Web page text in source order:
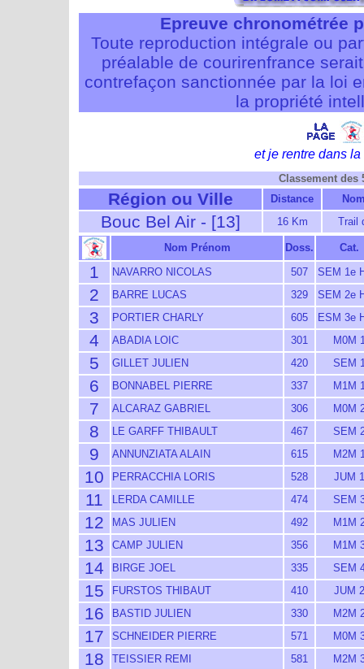
Epreuve chronométrée
Toute reproduction intégrale ou
préalable de courirenfrance
contrefaçon sanctionnée par la loi
la propriété
et je rentre dans la
Classement des
Région ou Ville Distance
Bouc Bel Air - [13] 16 Km Trail
Nom Prénom Doss. Cat.
1 NAVARRO NICOLAS 507 SEM 1e
2 BARRE LUCAS 329 SEM 2e
3 PORTIER CHARLY 605 ESM 3e
4 ABADIA LOIC 301 M0M
5 GILLET JULIEN 420 SEM
6 BONNABEL PIERRE 337 M1M
7 ALCARAZ GABRIEL 306 M0M
8 LE GARFF THIBAULT 467 SEM
9 ANNUNZIATA ALAIN 615 M2M
10 PERRACCHIA LORIS 528 JUM 1
11 LERDA CAMILLE 474 SEM
12 MAS JULIEN 492 M1M
13 CAMP JULIEN 356 M1M
14 BIRGE JOEL 335 SEM
15 FURSTOS THIBAUT 410 JUM 2
16 BASTID JULIEN 330 M2M
17 SCHNEIDER PIERRE 571 M0M
18 TEISSIER REMI 581 M2M